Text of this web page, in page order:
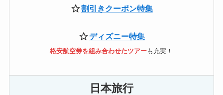
割引きクーポン特集
ディズニー特集
格安航空券を組み合わせたツアーも充実！
日本旅行